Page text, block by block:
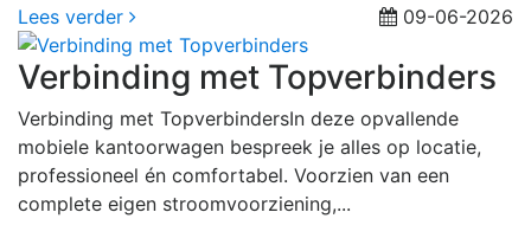
Lees verder 09-06-2026
Verbinding met Topverbinders
Verbinding met TopverbindersIn deze opvallende
mobiele kantoorwagen bespreek je alles op locatie,
professioneel én comfortabel. Voorzien van een
complete eigen stroomvoorziening,...